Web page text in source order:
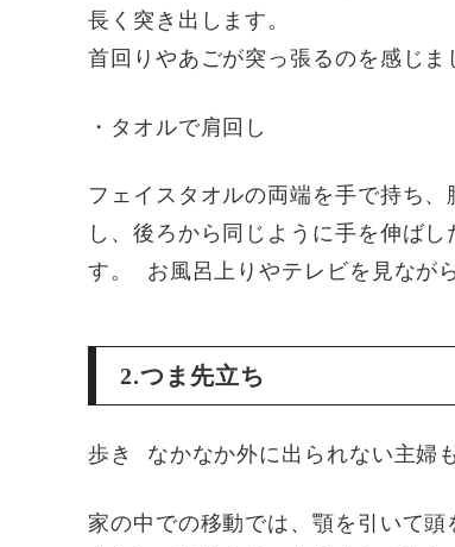
長く突き出します。
首回りやあごが突っ張るのを感じ
・タオルで肩回し
フェイスタオルの両端を手で持ち
し、後ろから同じように手を伸ば
す。 お風呂上りやテレビを見なが
2.つま先立ち
歩き なかなか外に出られない主婦
家の中での移動では、顎を引いて